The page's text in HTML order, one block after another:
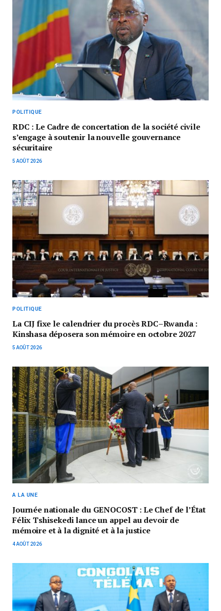
POLITIQUE
RDC : Le Cadre de concertation de la société civile
s’engage à soutenir la nouvelle gouvernance
sécuritaire
5 AOÛT 2026
POLITIQUE
La CIJ fixe le calendrier du procès RDC–Rwanda :
Kinshasa déposera son mémoire en octobre 2027
5 AOÛT 2026
A LA UNE
Journée nationale du GENOCOST : Le Chef de l’État
Félix Tshisekedi lance un appel au devoir de
mémoire et à la dignité et à la justice
4 AOÛT 2026